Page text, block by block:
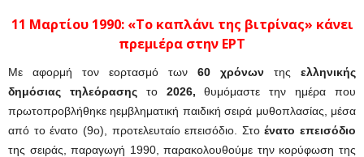
11 Μαρτίου 1990: «Το καπλάνι της βιτρίνας» κάνει
πρεμιέρα στην ΕΡΤ
Με αφορμή τον εορτασμό των 60 χρόνων της ελληνικής
δημόσιας τηλεόρασηςτο 2026, θυμόμαστε την ημέρα που
πρωτοπροβλήθηκε ηεμβληματική παιδική σειρά μυθοπλασίας, μέσα
από το ένατο (9ο), προτελευταίο επεισόδιο. Στοένατο επεισόδιο
της σειράς, παραγωγή 1990, παρακολουθούμε την κορύφωση της